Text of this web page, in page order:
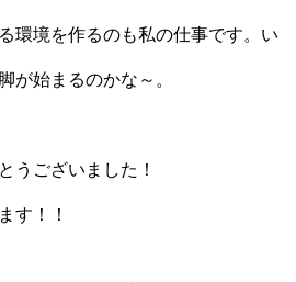
環境を作るのも私の仕事です。い
が始まるのかな～。
うございました！
す！！